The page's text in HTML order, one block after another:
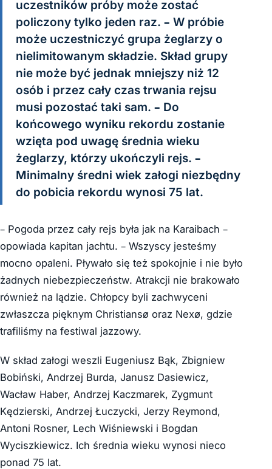
uczestników próby może zostać
policzony tylko jeden raz. – W próbie
może uczestniczyć grupa żeglarzy o
nielimitowanym składzie. Skład grupy
nie może być jednak mniejszy niż 12
osób i przez cały czas trwania rejsu
musi pozostać taki sam. – Do
końcowego wyniku rekordu zostanie
wzięta pod uwagę średnia wieku
żeglarzy, którzy ukończyli rejs. –
Minimalny średni wiek załogi niezbędny
do pobicia rekordu wynosi 75 lat.
– Pogoda przez cały rejs była jak na Karaibach –
opowiada kapitan jachtu. – Wszyscy jesteśmy
mocno opaleni. Pływało się też spokojnie i nie było
żadnych niebezpieczeństw. Atrakcji nie brakowało
również na lądzie. Chłopcy byli zachwyceni
zwłaszcza pięknym Christiansø oraz Nexø, gdzie
trafiliśmy na festiwal jazzowy.
W skład załogi weszli Eugeniusz Bąk, Zbigniew
Bobiński, Andrzej Burda, Janusz Dasiewicz,
Wacław Haber, Andrzej Kaczmarek, Zygmunt
Kędzierski, Andrzej Łuczycki, Jerzy Reymond,
Antoni Rosner, Lech Wiśniewski i Bogdan
Wyciszkiewicz. Ich średnia wieku wynosi nieco
ponad 75 lat.